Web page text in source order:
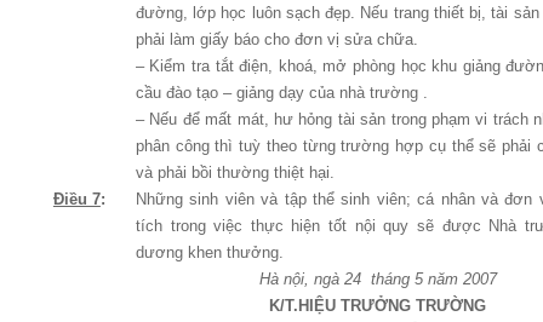
đường, lớp học luôn sạch đẹp. Nếu trang thiết bị, tài
phải làm giấy báo cho đơn vị sửa chữa.
– Kiểm tra tắt điện, khoá, mở phòng học khu giảng
cầu đào tạo – giảng dạy của nhà trường .
– Nếu để mất mát, hư­ hỏng tài sản trong phạm vi trách
phân công thì tuỳ theo từng trư­ờng hợp cụ thể sẽ phải
và phải bồi thường thiệt hại.
Điều 7:
Những sinh viên và tập thể sinh viên; cá nhân và đơn
tích trong việc thực hiện tốt nội quy sẽ đư­ợc Nhà
dương khen thưởng.
Hà nội, ngà 24 tháng 5 năm 2007
K/T.HIỆU TRƯỞNG TRƯỜNG